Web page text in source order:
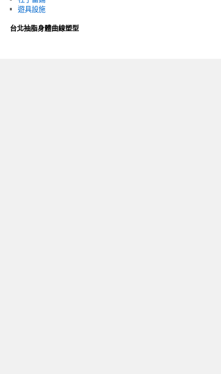
遊具設施
台北抽脂身體曲線塑型